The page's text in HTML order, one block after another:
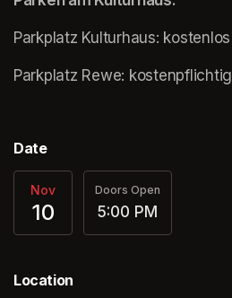
Parkplatz Kulturhaus: kostenlos
(opens in a new tab)
Parkplatz Rewe: kostenpflichtig
Date
Nov
10
Doors Open
5:00 PM
Location